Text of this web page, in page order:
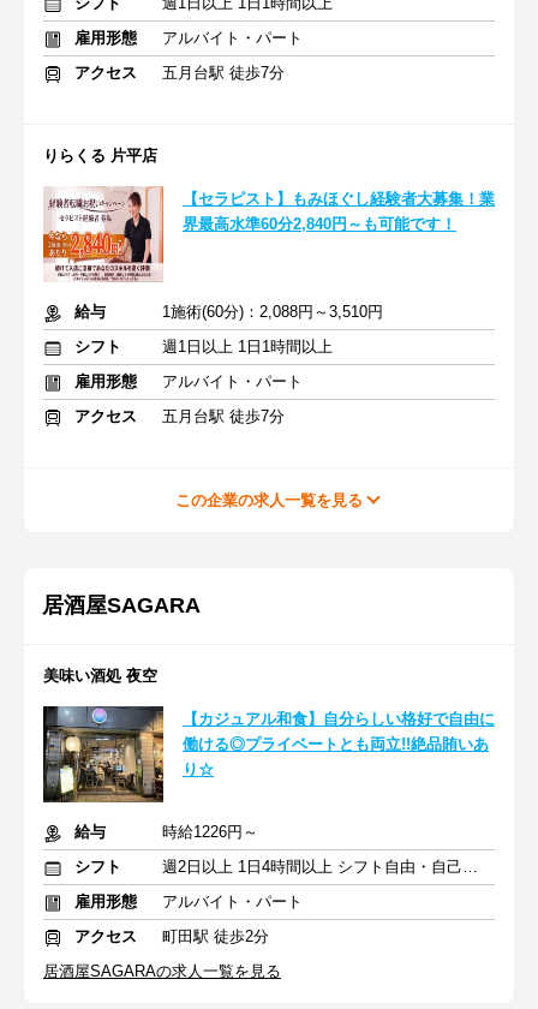
雇用形態
アルバイト・パート
アクセス
五月台駅 徒歩7分
りらくる 片平店
【セラピスト】もみほぐし経験者大募集！業
界最高水準60分2,840円～も可能です！
給与
1施術(60分)：2,088円～3,510円
シフト
週1日以上 1日1時間以上
雇用形態
アルバイト・パート
アクセス
五月台駅 徒歩7分
この企業の求人一覧を見る
居酒屋SAGARA
美味い酒処 夜空
【カジュアル和食】自分らしい格好で自由に
働ける◎プライベートとも両立!!絶品賄いあ
り☆
給与
時給1226円～
シフト
週2日以上 1日4時間以上 シフト自由・自己申告
雇用形態
アルバイト・パート
アクセス
町田駅 徒歩2分
居酒屋SAGARAの求人一覧を見る